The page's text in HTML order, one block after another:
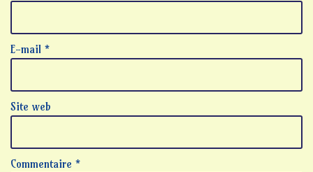
E-mail *
Site web
Commentaire *